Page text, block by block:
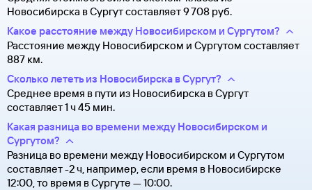
Новосибирска в Сургут составляет 9 ⁠708 руб.
Какое расстояние между Новосибирском и Сургутом?
Расстояние между Новосибирском и Сургутом составляет
887 км.
Сколько лететь из Новосибирска в Сургут?
Среднее время в пути из Новосибирска в Сургут
составляет 1 ч 45 мин.
Какая разница во времени между Новосибирском и
Сургутом?
Разница во времени между Новосибирском и Сургутом
составляет -2 ч, например, если время в Новосибирске
12:00, то время в Сургуте — 10:00.